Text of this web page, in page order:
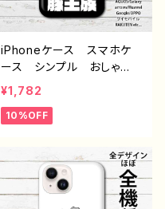
-6
iPhoneケース スマホケ
ース シンプル おしゃ
れ 面白い おもしろスマ
ホケース イラスト ブ
タ 動物 ゆるかわ ゆる
ャラクター ほぼ 全機種対
応 メンズ iPhone15/14/
13/12/11 AQUOS Xperi
a Googlepixel Galaxy
¥1,782
10%OFF